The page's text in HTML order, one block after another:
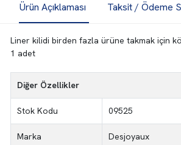
Ürün Açıklaması Taksit / Ödeme
Liner kilidi birden fazla ürüne takmak için
1 adet
Diğer Özellikler
Stok Kodu 09525
Marka Desjoyaux